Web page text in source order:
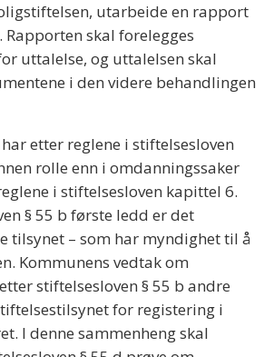
utarbeide en rapport
Rapporten skal forelegges
uttalelse, og uttalelsen skal
i den videre behandlingen
etter reglene i stiftelsesloven
rolle enn i omdanningssaker
i stiftelsesloven kapittel 6.
§ 55 b første ledd er det
tilsynet – som har myndighet til å
Kommunens vedtak om
stiftelsesloven § 55 b andre
for registering i
I denne sammenheng skal